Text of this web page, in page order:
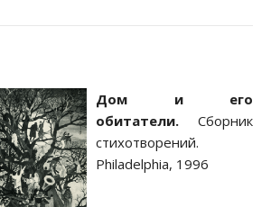
Дом и его
обитатели. Сборник
стихотворений.
Philadelphia, 1996